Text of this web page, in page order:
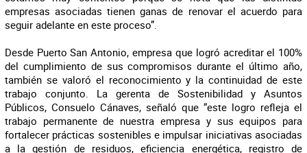
empresas asociadas tienen ganas de renovar el acuerdo para
seguir adelante en este proceso”.
Desde Puerto San Antonio, empresa que logró acreditar el 100%
del cumplimiento de sus compromisos durante el último año,
también se valoró el reconocimiento y la continuidad de este
trabajo conjunto. La gerenta de Sostenibilidad y Asuntos
Públicos, Consuelo Cánaves, señaló que “este logro refleja el
trabajo permanente de nuestra empresa y sus equipos para
fortalecer prácticas sostenibles e impulsar iniciativas asociadas
a la gestión de residuos, eficiencia energética, registro de